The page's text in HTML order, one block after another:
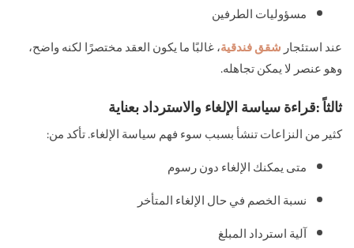
مسؤوليات الطرفين
عند استئجارشقق فندقية، غالبًا ما يكون العقد مختصرًا لكنه واضح،
وهو عنصر لا يمكن تجاهله.
ثالثاً :قراءة سياسة الإلغاء والاسترداد بعناية
كثير من النزاعات تنشأ بسبب سوء فهم سياسة الإلغاء. تأكد من:
متى يمكنك الإلغاء دون رسوم
نسبة الخصم في حال الإلغاء المتأخر
آلية استرداد المبلغ